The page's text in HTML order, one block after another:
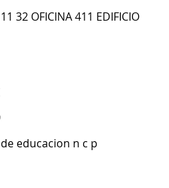
32 OFICINA 411 EDIFICIO
educacion n c p